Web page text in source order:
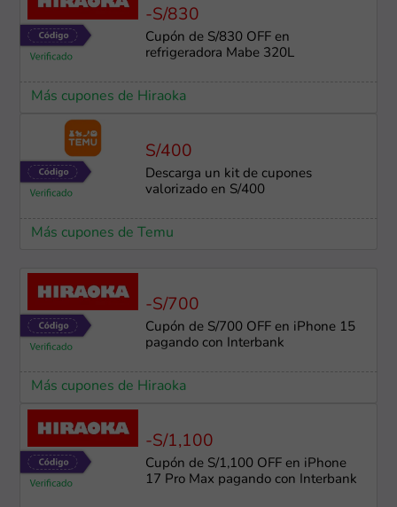
-S/830
Cupón de S/830 OFF en
refrigeradora Mabe 320L
Más cupones de Hiraoka
S/400
Descarga un kit de cupones
valorizado en S/400
Más cupones de Temu
-S/700
Cupón de S/700 OFF en iPhone 15
pagando con Interbank
Más cupones de Hiraoka
-S/1,100
Cupón de S/1,100 OFF en iPhone
17 Pro Max pagando con Interbank